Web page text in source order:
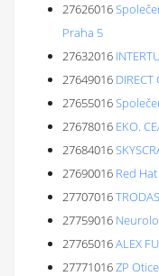
27626016
Praha 5
27632016
27649016 DIRECT
27655016
27678016 EKO.
27684016
27690016 Red
27707016
27759016
27765016ALEX
27771016ZP